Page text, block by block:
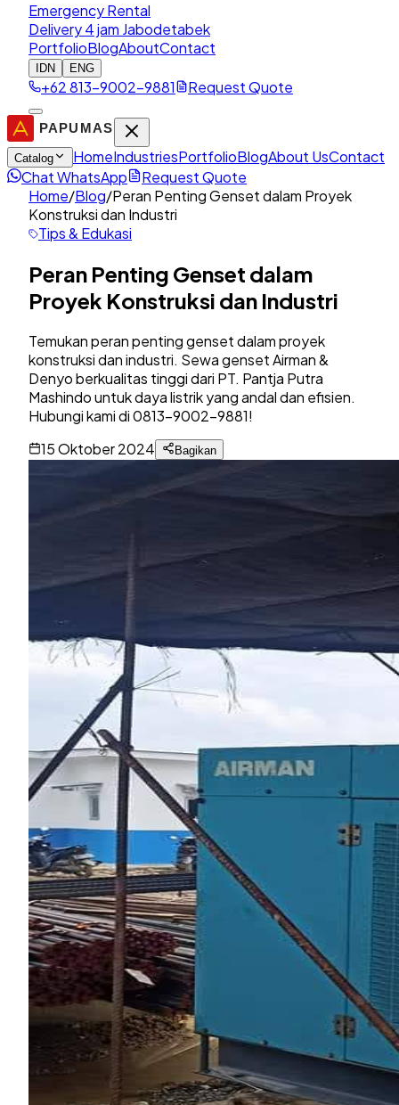
Emergency Rental
Delivery 4 jam Jabodetabek
PortfolioBlogAboutContact
IDN ENG
+62 813-9002-9881 Request Quote
Catalog HomeIndustriesPortfolioBlogAbout UsContact
Chat WhatsApp
Request Quote
Home/Blog/Peran Penting Genset dalam Proyek
Konstruksi dan Industri
Tips & Edukasi
Peran Penting Genset dalam
Proyek Konstruksi dan Industri
Temukan peran penting genset dalam proyek
konstruksi dan industri. Sewa genset Airman &
Denyo berkualitas tinggi dari PT. Pantja Putra
Mashindo untuk daya listrik yang andal dan efisien.
Hubungi kami di 0813-9002-9881!
15 Oktober 2024
Bagikan